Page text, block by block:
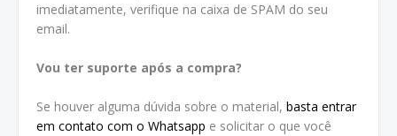
imediatamente, verifique na caixa de SPAM do seu
email.
Vou ter suporte após a compra?
Se houver alguma dúvida sobre o material, basta entrar
em contato com o Whatsapp e solicitar o que você